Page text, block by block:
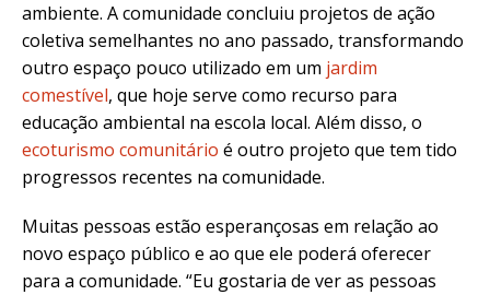
ambiente. A comunidade concluiu projetos de ação
coletiva semelhantes no ano passado, transformando
outro espaço pouco utilizado em um jardim
comestível, que hoje serve como recurso para
educação ambiental na escola local. Além disso, o
ecoturismo comunitário é outro projeto que tem tido
progressos recentes na comunidade.
Muitas pessoas estão esperançosas em relação ao
novo espaço público e ao que ele poderá oferecer
para a comunidade. “Eu gostaria de ver as pessoas